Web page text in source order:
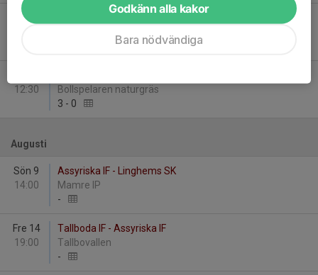
Tis 23
12:30
Bollspelaren naturgräs
3 - 0
Augusti
Sön 9
14:00
Assyriska IF - Linghems SK
Mamre IP
-
Fre 14
19:00
Tallboda IF - Assyriska IF
Tallbovallen
-
Godkänn alla kakor
Bara nödvändiga